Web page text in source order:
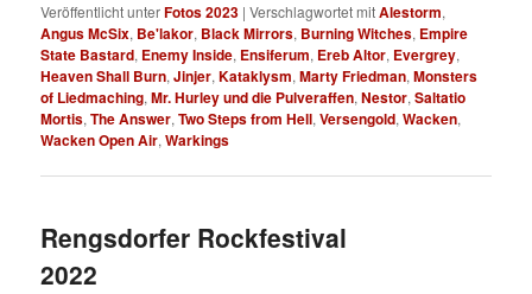
Veröffentlicht unterFotos 2023 |Verschlagwortet mitAlestorm,
Angus McSix, Be'lakor, Black Mirrors, Burning Witches, Empire
State Bastard, Enemy Inside, Ensiferum, Ereb Altor, Evergrey,
Heaven Shall Burn,Jinjer,Kataklysm,Marty Friedman,Monsters
of Liedmaching,Mr. Hurley und die Pulveraffen,Nestor,Saltatio
Mortis,The Answer,Two Steps from Hell,Versengold,Wacken,
Wacken Open Air,Warkings
Rengsdorfer Rockfestival
2022